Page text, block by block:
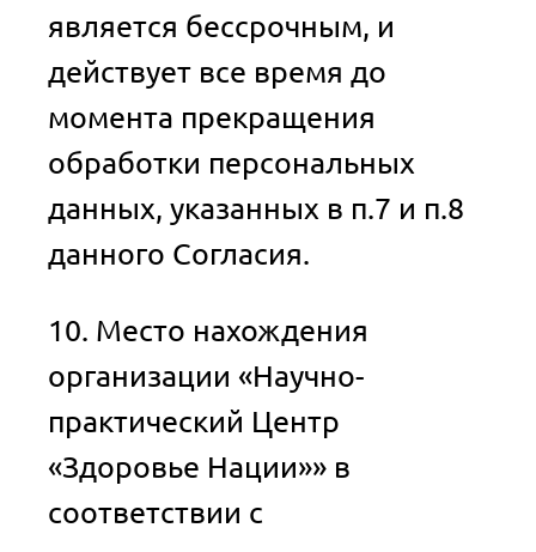
является бессрочным, и
действует все время до
момента прекращения
обработки персональных
данных, указанных в п.7 и п.8
данного Согласия.
10. Место нахождения
организации «Научно-
практический Центр
«Здоровье Нации»» в
соответствии с